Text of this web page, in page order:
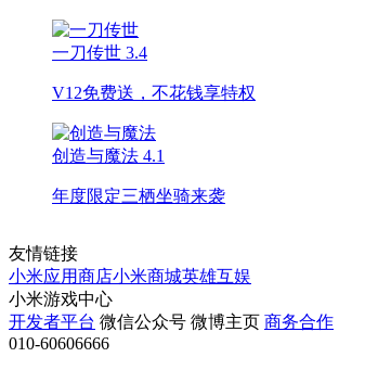
一刀传世 3.4
V12免费送，不花钱享特权
创造与魔法 4.1
年度限定三栖坐骑来袭
友情链接
小米应用商店小米商城英雄互娱
小米游戏中心
开发者平台 微信公众号 微博主页 商务合作
010-60606666